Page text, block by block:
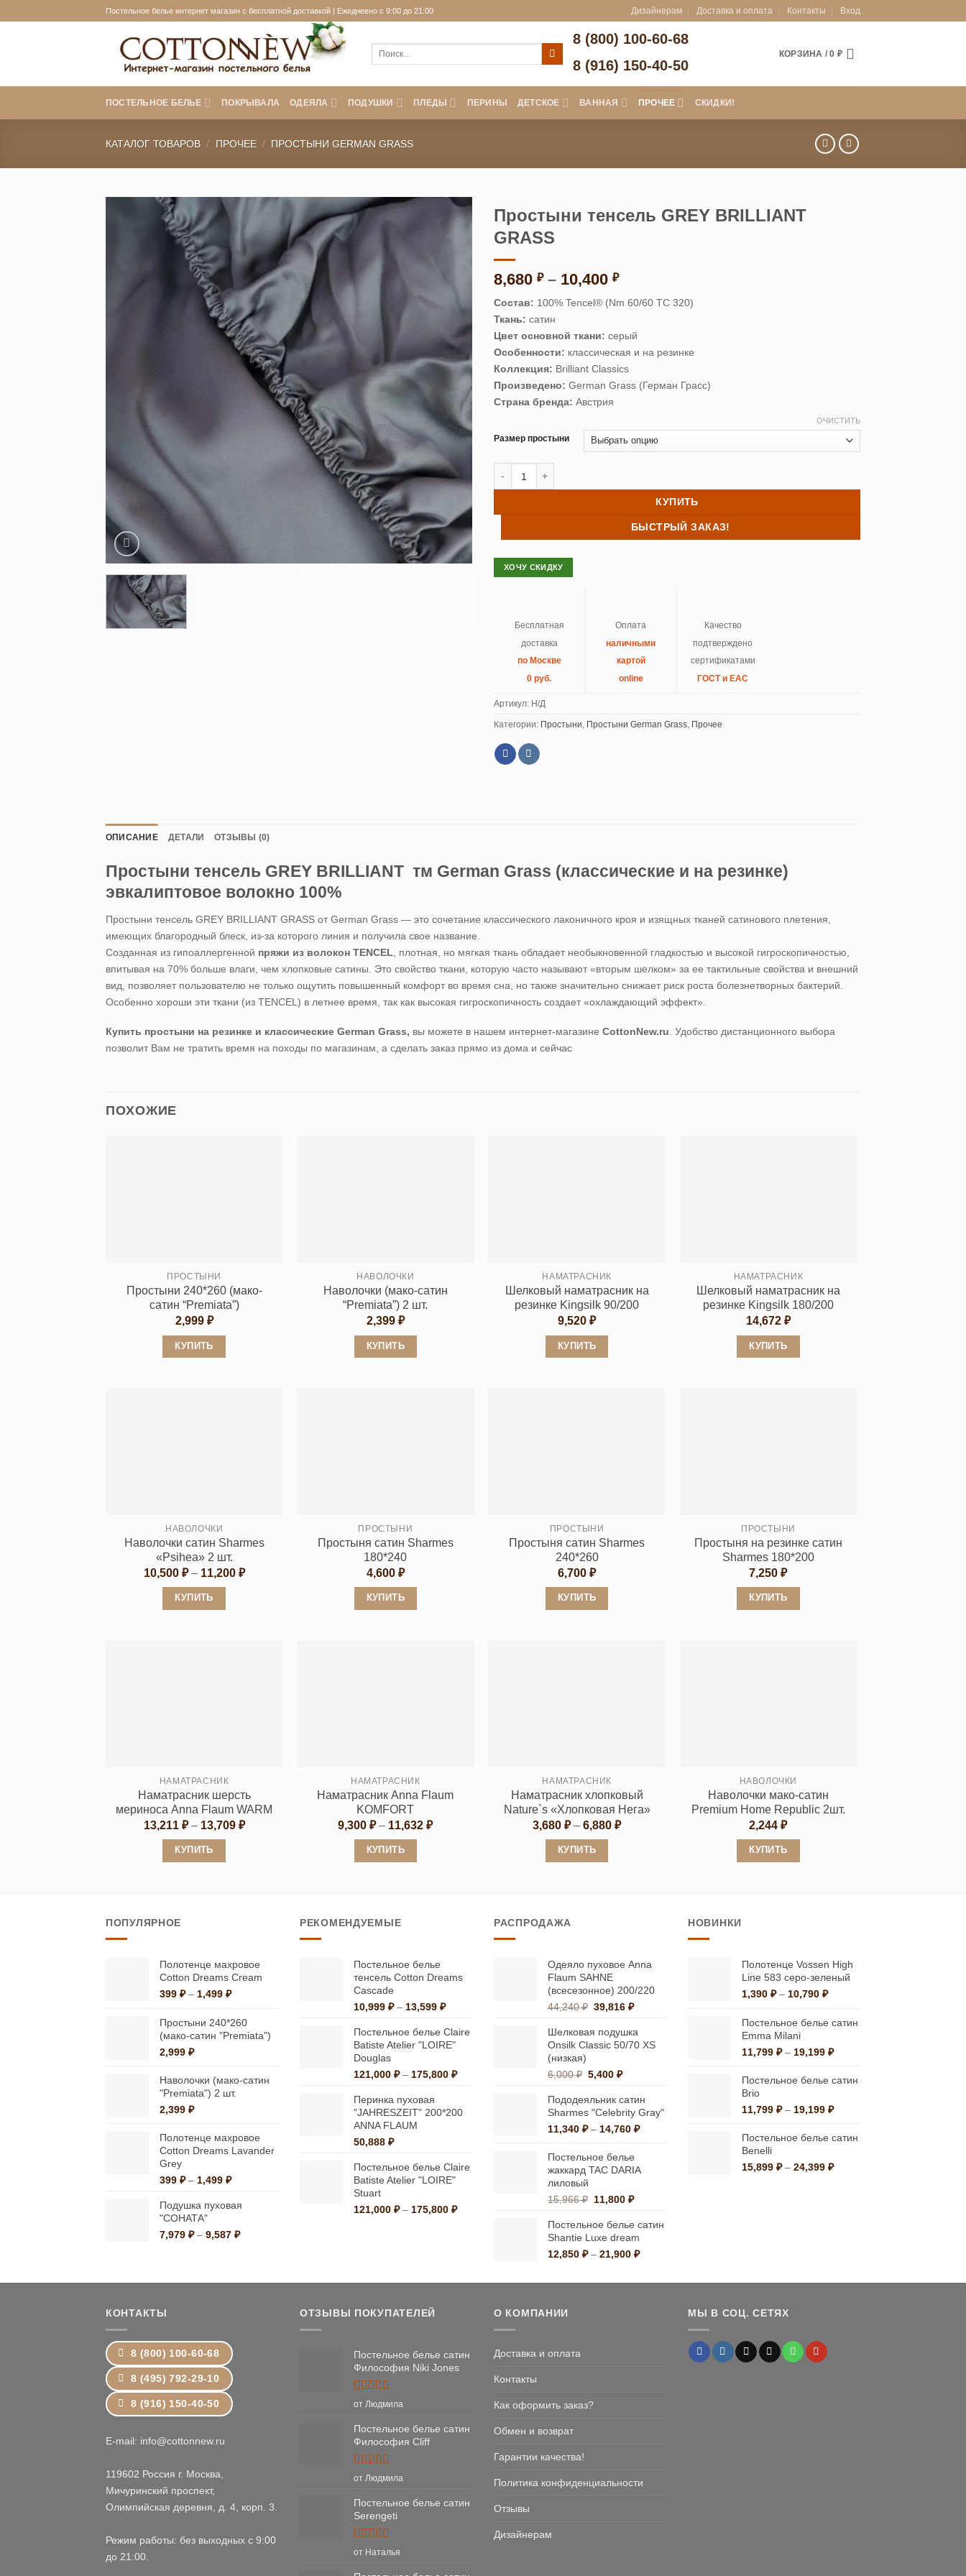
to
Постельное белье интернет магазин с бесплатной доставкой | Ежедневно с 9:00 до 21:00 Дизайнерам Доставка и оплата Контакты Вход
8 (800) 100-60-68
8 (916) 150-40-50
КОРЗИНА /0 ₽
ПОСТЕЛЬНОЕ БЕЛЬЕ ПОКРЫВАЛА ОДЕЯЛА ПОДУШКИ ПЛЕДЫ ПЕРИНЫ ДЕТСКОЕ ВАННАЯ ПРОЧЕЕ СКИДКИ!
КАТАЛОГ ТОВАРОВ / ПРОЧЕЕ / ПРОСТЫНИ GERMAN GRASS
Простыни тенсель GREY BRILLIANT
GRASS
8,680 ₽ – 10,400 ₽Диапазон
8,680 ₽
10,400 ₽
Состав: 100% Tencel® (Nm 60/60 ТС 320)
Ткань: сатин
Цвет основной ткани: серый
Особенности: классическая и на резинке
Коллекция: Brilliant Classics
Произведено: German Grass (Герман Грасс)
Страна бренда: Австрия
Размер простыни
ОЧИСТИТЬ
КУПИТЬ
БЫСТРЫЙ ЗАКАЗ!
ХОЧУ СКИДКУ
Бесплатная
доставка
по Москве
0 руб.
Оплата
наличными
картой
online
Качество
подтверждено
сертификатами
ГОСТ и ЕАС
Артикул: Н/Д
Категории: Простыни, Простыни German Grass, Прочее
ОПИСАНИЕ ДЕТАЛИ ОТЗЫВЫ (0)
Простыни тенсель GREY BRILLIANT тм German Grass (классические и на резинке)
эвкалиптовое волокно 100%
Простыни тенсель GREY BRILLIANT GRASS от German Grass — это сочетание классического лаконичного кроя и изящных тканей сатинового плетения,
имеющих благородный блеск, из-за которого линия и получила свое название.
Созданная из гипоаллергенной пряжи из волокон TENCEL , плотная, но мягкая ткань обладает необыкновенной гладкостью и высокой гигроскопичностью,
впитывая на 70% больше влаги, чем хлопковые сатины. Это свойство ткани, которую часто называют «вторым шелком» за ее тактильные свойства и внешний
вид, позволяет пользователю не только ощутить повышенный комфорт во время сна, но также значительно снижает риск роста болезнетворных бактерий.
Особенно хороши эти ткани (из TENCEL) в летнее время, так как высокая гигроскопичность создает «охлаждающий эффект».
Купить простыни на резинке и классические German Grass, вы можете в нашем интернет-магазине CottonNew.ru. Удобство дистанционного выбора
позволит Вам не тратить время на походы по магазинам, а сделать заказ прямо из дома и сейчас
ПОХОЖИЕ
ПРОСТЫНИ
Простыни 240*260 (мако-
сатин “Premiata”)
2,999 ₽
КУПИТЬ
странице
товара.
НАВОЛОЧКИ
Наволочки (мако-сатин
“Premiata”) 2 шт.
2,399 ₽
КУПИТЬ
странице
товара.
НАМАТРАСНИК
Шелковый наматрасник на
резинке Kingsilk 90/200
9,520₽
КУПИТЬ
странице
товара.
НАМАТРАСНИК
Шелковый наматрасник на
резинке Kingsilk 180/200
14,672 ₽
КУПИТЬ
странице
товара.
НАВОЛОЧКИ
Наволочки сатин Sharmes
«Psihea» 2 шт.
10,500 ₽ – 11,200 ₽Диапазон
КУПИТЬ
странице
товара.
ПРОСТЫНИ
Простыня сатин Sharmes
180*240
4,600 ₽
КУПИТЬ
странице
товара.
ПРОСТЫНИ
Простыня сатин Sharmes
240*260
6,700₽
КУПИТЬ
странице
товара.
ПРОСТЫНИ
Простыня на резинке сатин
Sharmes 180*200
7,250₽
КУПИТЬ
странице
товара.
НАМАТРАСНИК
Наматрасник шерсть
мериноса Anna Flaum WARM
13,211 ₽ – 13,709 ₽Диапазон
КУПИТЬ
Опции
можно
выбрать
странице
товара.
НАМАТРАСНИК
Наматрасник Anna Flaum
KOMFORT
9,300₽ – 11,632₽Диапазон
КУПИТЬ
несколько
Опции
можно
выбрать
на
странице
товара.
НАМАТРАСНИК
Наматрасник хлопковый
Nature`s «Хлопковая Нега»
3,680₽ – 6,880₽Диапазон
КУПИТЬ
Опции
можно
выбрать
на
странице
товара.
НАВОЛОЧКИ
Наволочки мако-сатин
Premium Home Republic 2шт.
2,244₽
КУПИТЬ
Опции
можно
выбрать
странице
товара.
ПОПУЛЯРНОЕ
Полотенце махровое
Cotton Dreams Cream
399 ₽ – 1,499 ₽Диапазон
399 ₽
–
Простыни 240*260
(мако-сатин "Premiata")
2,999 ₽
Наволочки (мако-сатин
"Premiata") 2 шт.
2,399 ₽
Полотенце махровое
Cotton Dreams Lavander
Grey
399 ₽ – 1,499 ₽Диапазон
399 ₽
1,499 ₽
Подушка пуховая
"СОНАТА"
7,979 ₽ – 9,587 ₽Диапазон
РЕКОМЕНДУЕМЫЕ
Постельное белье
тенсель Cotton Dreams
Cascade
10,999 ₽ – 13,599 ₽Диапазон
10,999 ₽
–
Постельное белье Claire
Batiste Atelier "LOIRE"
Douglas
121,000 ₽ – 175,800 ₽Диапазон
–
Перинка пуховая
"JAHRESZEIT" 200*200
ANNA FLAUM
50,888 ₽
Постельное белье Claire
Batiste Atelier "LOIRE"
Stuart
121,000 ₽ – 175,800 ₽Диапазон
РАСПРОДАЖА
Одеяло пуховое Anna
Flaum SAHNE
(всесезонное) 200/220
44,240₽ Первоначальная
составляла
44,240 ₽.
39,816₽Текущая
39,816 ₽.
Шелковая подушка
Onsilk Classic 50/70 XS
(низкая)
6,000₽ Первоначальная
составляла
6,000 ₽.
5,400₽Текущая
5,400 ₽.
Пододеяльник сатин
Sharmes "Celebrity Gray"
11,340 ₽ – 14,760 ₽Диапазон
–
Постельное белье
жаккард TAC DARIA
лиловый
15,966₽ Первоначальная
составляла
15,966 ₽.
11,800₽Текущая
11,800 ₽.
Постельное белье сатин
Shantie Luxe dream
12,850 ₽ – 21,900 ₽Диапазон
12,850 ₽
НОВИНКИ
Полотенце Vossen High
Line 583 серо-зеленый
1,390 ₽ – 10,790 ₽Диапазон
1,390 ₽
10,790 ₽
Постельное белье сатин
Emma Milani
11,799 ₽ – 19,199 ₽Диапазон
11,799 ₽
19,199 ₽
Постельное белье сатин
Brio
11,799 ₽ – 19,199 ₽Диапазон
11,799 ₽
19,199 ₽
Постельное белье сатин
Benelli
15,899 ₽ – 24,399 ₽Диапазон
КОНТАКТЫ
8 (800) 100-60-68
8 (495) 792-29-10
8 (916) 150-40-50
E-mail: info@cottonnew.ru
119602 Россия г. Москва,
Мичуринский проспект,
Олимпийская деревня, д. 4, корп. 3.
Режим работы: без выходных с 9:00
до 21:00.
ОТЗЫВЫ ПОКУПАТЕЛЕЙ
Постельное белье сатин
Философия Niki Jones
Оценка5
от Людмила
Постельное белье сатин
Философия Cliff
Оценка5
от Людмила
Постельное белье сатин
Serengeti
Оценка5
от Наталья
О КОМПАНИИ
Доставка и оплата
Контакты
Как оформить заказ?
Обмен и возврат
Гарантии качества!
Политика конфиденциальности
Отзывы
Дизайнерам
МЫ В СОЦ. СЕТЯХ